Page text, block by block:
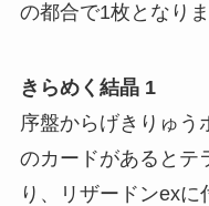
の都合で1枚となりま
きらめく結晶 1
序盤からげきりゅう
のカードがあるとテ
り、リザードンex